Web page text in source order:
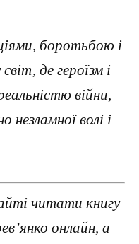
боротьбою і
де героїзм і
війни,
волі і
читати книгу
онлайн, а